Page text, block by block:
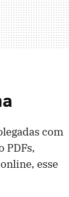
com
PDFs,
esse